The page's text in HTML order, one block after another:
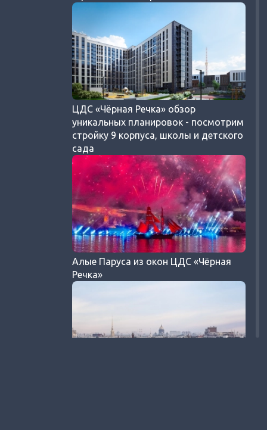
ЦДС «Чёрная Речка» обзор
уникальных планировок - посмотрим
стройку 9 корпуса, школы и детского
сада
Алые Паруса из окон ЦДС «Чёрная
Речка»